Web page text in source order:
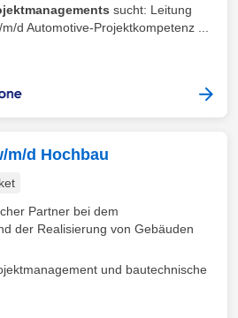
sucht: Leitung
m/d Automotive-Projektkompetenz ...
m/d Hochbau
Partner bei dem
der Realisierung von Gebäuden
und bautechnische